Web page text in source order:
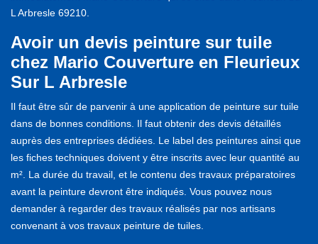
L Arbresle 69210.
Avoir un devis peinture sur tuile
chez Mario Couverture en Fleurieux
Sur L Arbresle
Il faut être sûr de parvenir à une application de peinture sur tuile
dans de bonnes conditions. Il faut obtenir des devis détaillés
auprès des entreprises dédiées. Le label des peintures ainsi que
les fiches techniques doivent y être inscrits avec leur quantité au
m². La durée du travail, et le contenu des travaux préparatoires
avant la peinture devront être indiqués. Vous pouvez nous
demander à regarder des travaux réalisés par nos artisans
convenant à vos travaux peinture de tuiles.